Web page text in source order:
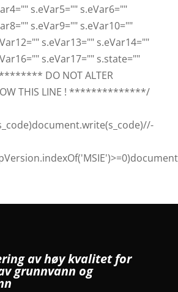
s.eVar5="" s.eVar6=""
s.eVar9="" s.eVar10=""
s.eVar13="" s.eVar14=""
s.eVar17="" s.state=""
DO NOT ALTER
THIS LINE ! **************/
av høy kvalitet for
grunnvann og